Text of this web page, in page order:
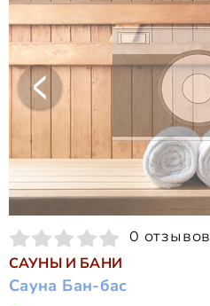
0 отзывов
САУНЫ И БАНИ
Сауна Бан-бас